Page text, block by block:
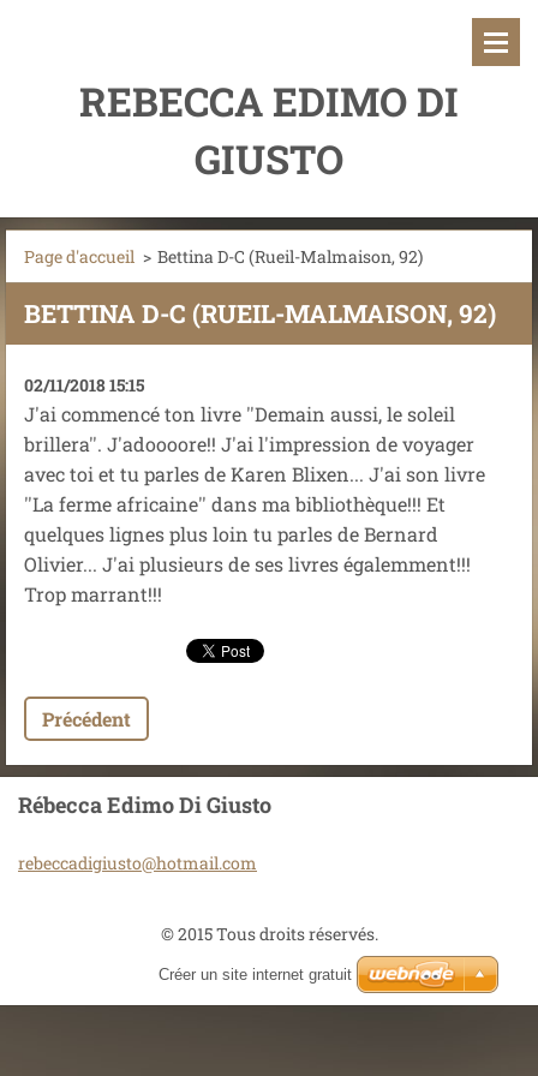
REBECCA EDIMO DI
GIUSTO
Page d'accueil > Bettina D-C (Rueil-Malmaison, 92)
BETTINA D-C (RUEIL-MALMAISON, 92)
02/11/2018 15:15
J'ai commencé ton livre ''Demain aussi, le soleil
brillera''. J'adoooore!! J'ai l'impression de voyager
avec toi et tu parles de Karen Blixen... J'ai son livre
''La ferme africaine'' dans ma bibliothèque!!! Et
quelques lignes plus loin tu parles de Bernard
Olivier... J'ai plusieurs de ses livres égalemment!!!
Trop marrant!!!
Précédent
Rébecca Edimo Di Giusto
rebeccadigiusto@hotmail.com
© 2015 Tous droits réservés.
Créer un site internet gratuit